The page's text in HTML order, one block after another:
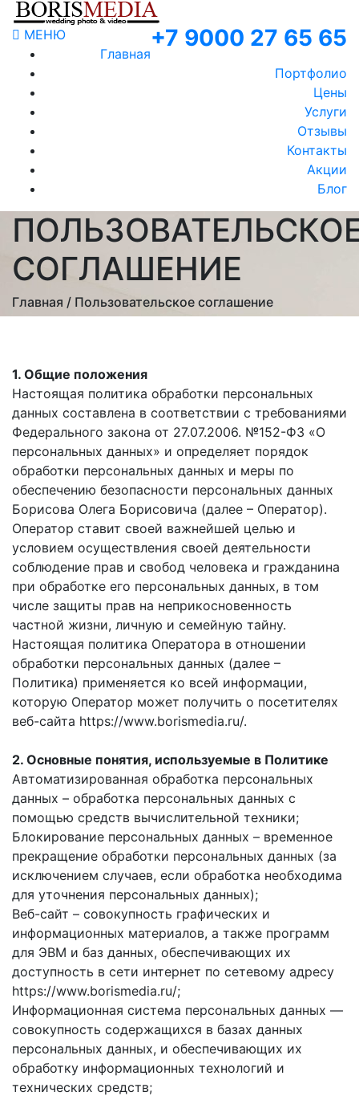
+7 9000 27 65 65
МЕНЮ
Главная
Портфолио
Цены
Услуги
Отзывы
Контакты
Акции
Блог
СОГЛАШЕНИЕ
Главная / Пользовательское соглашение
1. Общие положения
Настоящая политика обработки персональных
данных составлена в соответствии с требованиями
Федерального закона от 27.07.2006. №152-ФЗ «О
персональных данных» и определяет порядок
обработки персональных данных и меры по
обеспечению безопасности персональных данных
Борисова Олега Борисовича (далее – Оператор).
Оператор ставит своей важнейшей целью и
условием осуществления своей деятельности
соблюдение прав и свобод человека и гражданина
при обработке его персональных данных, в том
числе защиты прав на неприкосновенность
частной жизни, личную и семейную тайну.
Настоящая политика Оператора в отношении
обработки персональных данных (далее –
Политика) применяется ко всей информации,
которую Оператор может получить о посетителях
веб-сайта https://www.borismedia.ru/.
2. Основные понятия, используемые в Политике
Автоматизированная обработка персональных
данных – обработка персональных данных с
помощью средств вычислительной техники;
Блокирование персональных данных – временное
прекращение обработки персональных данных (за
исключением случаев, если обработка необходима
для уточнения персональных данных);
Веб-сайт – совокупность графических и
информационных материалов, а также программ
для ЭВМ и баз данных, обеспечивающих их
доступность в сети интернет по сетевому адресу
https://www.borismedia.ru/;
Информационная система персональных данных —
совокупность содержащихся в базах данных
персональных данных, и обеспечивающих их
обработку информационных технологий и
технических средств;